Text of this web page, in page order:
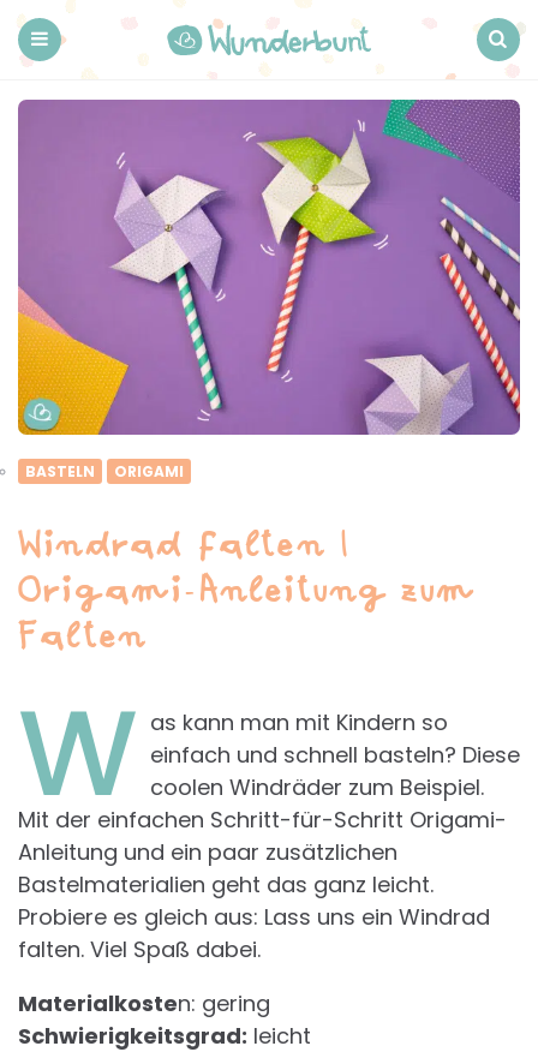
BASTELN ORIGAMI
Windrad falten |
Origami-Anleitung zum
Falten
W as kann man mit Kindern so
einfach und schnell basteln? Diese
coolen Windräder zum Beispiel.
Mit der einfachen Schritt-für-Schritt Origami-
Anleitung und ein paar zusätzlichen
Bastelmaterialien geht das ganz leicht.
Probiere es gleich aus: Lass uns ein Windrad
falten. Viel Spaß dabei.
Materialkosten: gering
Schwierigkeitsgrad: leicht